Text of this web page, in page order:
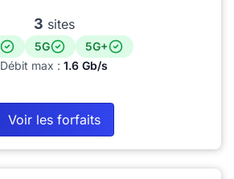
3 sites
5G
5G+
Débit max : 1.6 Gb/s
Voir les forfaits